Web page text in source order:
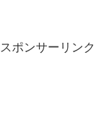
スポンサーリンク